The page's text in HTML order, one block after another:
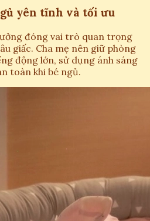
yên tĩnh và tối ưu
đóng vai trò quan trọng
giấc. Cha mẹ nên giữ phòng
động lớn, sử dụng ánh sáng
toàn khi bé ngủ.